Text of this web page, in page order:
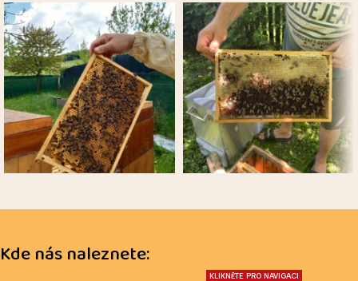
Kde nás naleznete:
KLIKNĚTE PRO NAVIGACI